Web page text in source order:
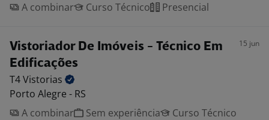
A combinar
Curso Técnico Presencial
Vistoriador De Imóveis - Técnico Em
Edificações
15 jun
T4Vistorias
Porto Alegre - RS
A combinar
Sem experiência
Curso Técnico